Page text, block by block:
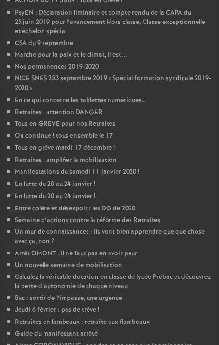
PsyEN : Déclaration liminaire et compte rendu de la CAPA du
25 juin 2019 pour l’avancement Hors classe, Classe exceptionnelle
et échelon spécial
CSA du 9 septembre
Marche pour la paix et le climat, Il est...
Nos permanences 2019-2020
NICE SNES 253 septembre 2019 «Spécial formation syndicale 2019-
2020»
En ce qui concerne les tablettes numériques…
Retraites : attention DANGER
Tous en GREVE pour nos Retraites
On continue! tous ensemble le 17
Tous en grève mardi 17 décembre!
Retraites : amplifier la mobilisation
Manifestations du samedi 11 janvier 2020!
En lutte du 20 au 24 janvier!
En lutte du 20 au 24 janvier!
Entre colère et désespoir : les DG de 2020
Semaine d’actions contre la réforme des Retraites
Un mur de connaissances : ils vont bien apprendre quelque chose
avec ça, non ?
Arrêt OMONT : il ne faut pas en avoir peur
Un nouvelle semaine de mobilisation
Calculez la véritable dotation en classe de lycée Prébac et découvrez
la perte d’autonomie de chaque niveau
Bac : sortir de l’impasse, une urgence
Jeudi 6 février : pas de trêve!
Retraites en lambeaux : retraite aux flambeaux
Guide du manifestant arrêté